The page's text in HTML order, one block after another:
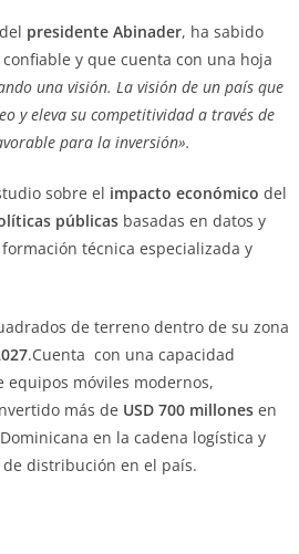
presidente Abinader, ha sabido
y que cuenta con una hoja
una visión. La visión de un país que
y eleva su competitividad a través de
para la inversión».
sobre el impacto económico del
públicas basadas en datos y
técnica especializada y
de terreno dentro de su zona
.Cuenta con una capacidad
equipos móviles modernos,
más de USD 700 millones en
en la cadena logística y
distribución en el país.